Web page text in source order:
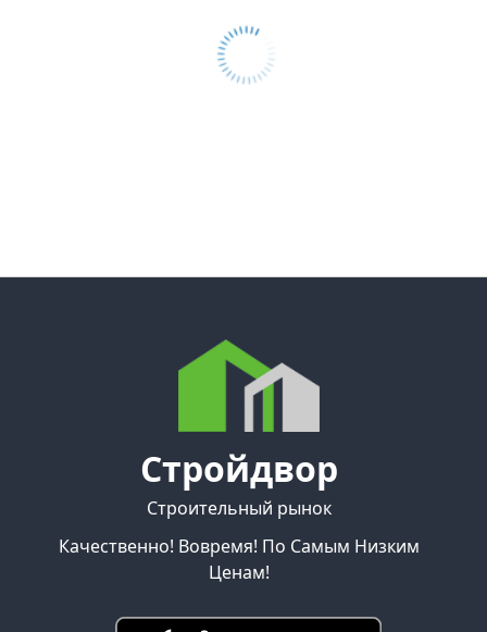
Стройдвор
Строительный рынок
Качественно! Вовремя! По Самым Низким
Ценам!